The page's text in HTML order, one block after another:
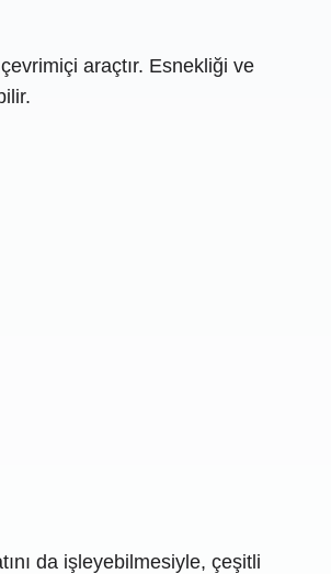
araçtır. Esnekliği ve
da işleyebilmesiyle, çeşitli